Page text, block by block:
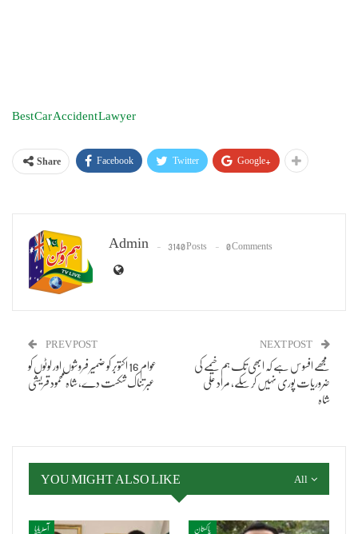
Best Car Accident Lawyer
Share Facebook Twitter Google+
Admin 3140 Posts 0 Comments
PREV POST
عوام 16 اکتوبر کو ضمیر فروشوں اور لوٹوں کو
عبرتناک شکست دے، شاہ محمود قریشی
NEXT POST
مجھے افسوس ہے کہ ابھی تک ہم خیمے کی
ضروریات پوری نہیں کر سکے، مراد علی
شاہ
All
YOU MIGHT ALSO LIKE
آسٹریلیا پاکستان